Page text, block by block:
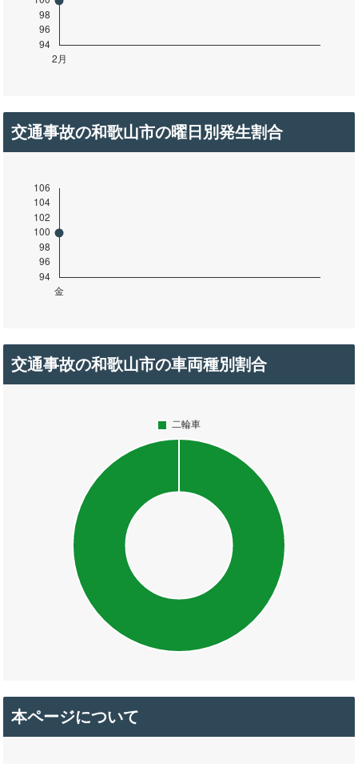
交通事故の和歌山市の曜日別発生割合
交通事故の和歌山市の車両種別割合
本ページについて